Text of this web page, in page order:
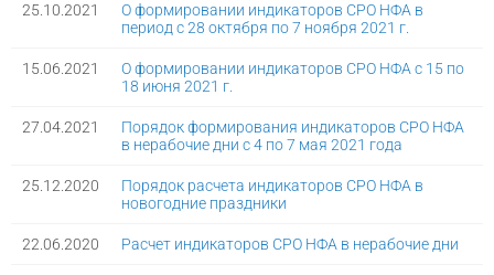
25.10.2021
О формировании индикаторов СРО НФА в
период с 28 октября по 7 ноября 2021 г.
15.06.2021
О формировании индикаторов СРО НФА с 15 по
18 июня 2021 г.
27.04.2021
Порядок формирования индикаторов СРО НФА
в нерабочие дни с 4 по 7 мая 2021 года
25.12.2020
Порядок расчета индикаторов СРО НФА в
новогодние праздники
22.06.2020 Расчет индикаторов СРО НФА в нерабочие дни